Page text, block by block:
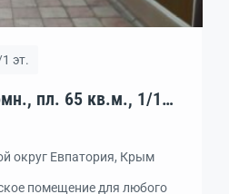
эт.
пл. 65 кв.м., 1/1
округ Евпатория, Крым
помещение для любого